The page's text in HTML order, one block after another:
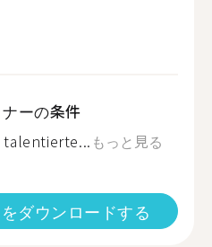
ーの条件
もっと見る
ダウンロードする